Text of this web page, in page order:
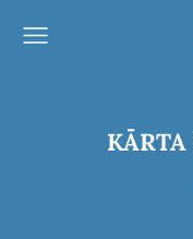
KĀRTA